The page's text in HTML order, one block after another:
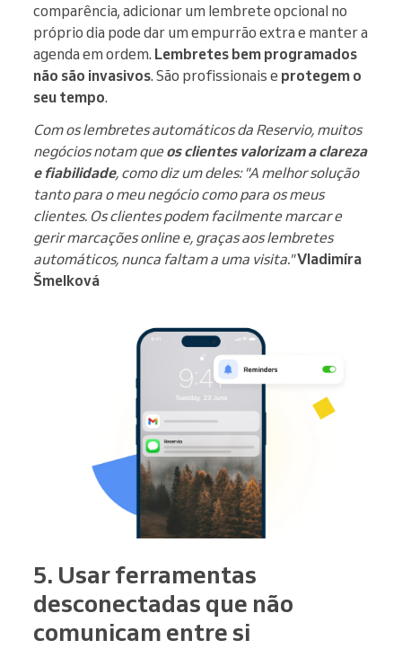
comparência, adicionar um lembrete opcional no
próprio dia pode dar um empurrão extra e manter a
agenda em ordem. Lembretes bem programados
não são invasivos. São profissionais e protegem o
seu tempo.
Com os lembretes automáticos da Reservio, muitos
negócios notam que os clientes valorizam a clareza
e fiabilidade, como diz um deles: "A melhor solução
tanto para o meu negócio como para os meus
clientes. Os clientes podem facilmente marcar e
gerir marcações online e, graças aos lembretes
automáticos, nunca faltam a uma visita."Vladimíra
Šmelková
5. Usar ferramentas
desconectadas que não
comunicam entre si